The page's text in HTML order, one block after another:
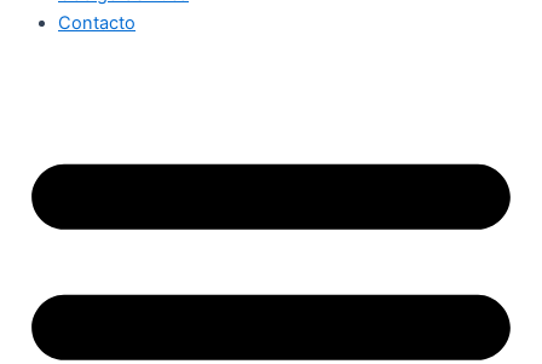
Contacto